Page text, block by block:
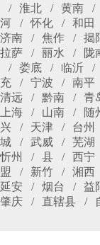
淮北
黄南
河
怀化 和田
济南
焦作 揭
拉萨
丽水 陇
娄底
临沂
充
宁波 南平
清远
黔南 青
上海
山南 随
兴
天津 台州
城
武威 芜湖
忻州
县 西宁
盟
新竹 湘西
延安
烟台 益
肇庆
直辖县